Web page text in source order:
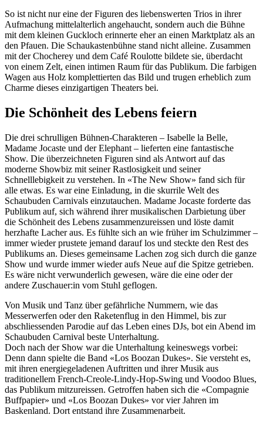
So ist nicht nur eine der Figuren des liebenswerten Trios in ihrer
Aufmachung mittelalterlich angehaucht, sondern auch die Bühne
mit dem kleinen Guckloch erinnerte eher an einen Marktplatz als an
den Pfauen. Die Schaukastenbühne stand nicht alleine. Zusammen
mit der Chocherey und dem Café Roulotte bildete sie, überdacht
von einem Zelt, einen intimen Raum für das Publikum. Die farbigen
Wagen aus Holz komplettierten das Bild und trugen erheblich zum
Charme dieses einzigartigen Theaters bei.
Die Schönheit des Lebens feiern
Die drei schrulligen Bühnen-Charakteren – Isabelle la Belle,
Madame Jocaste und der Elephant – lieferten eine fantastische
Show. Die überzeichneten Figuren sind als Antwort auf das
moderne Showbiz mit seiner Rastlosigkeit und seiner
Schnelllebigkeit zu verstehen. In «The New Show» fand sich für
alle etwas. Es war eine Einladung, in die skurrile Welt des
Schaubuden Carnivals einzutauchen. Madame Jocaste forderte das
Publikum auf, sich während ihrer musikalischen Darbietung über
die Schönheit des Lebens zusammenzureissen und löste damit
herzhafte Lacher aus. Es fühlte sich an wie früher im Schulzimmer –
immer wieder prustete jemand darauf los und steckte den Rest des
Publikums an. Dieses gemeinsame Lachen zog sich durch die ganze
Show und wurde immer wieder aufs Neue auf die Spitze getrieben.
Es wäre nicht verwunderlich gewesen, wäre die eine oder der
andere Zuschauer:in vom Stuhl geflogen.
Von Musik und Tanz über gefährliche Nummern, wie das
Messerwerfen oder den Raketenflug in den Himmel, bis zur
abschliessenden Parodie auf das Leben eines DJs, bot ein Abend im
Schaubuden Carnival beste Unterhaltung.
Doch nach der Show war die Unterhaltung keineswegs vorbei:
Denn dann spielte die Band «Los Boozan Dukes». Sie versteht es,
mit ihren energiegeladenen Auftritten und ihrer Musik aus
traditionellem French-Creole-Lindy-Hop-Swing und Voodoo Blues,
das Publikum mitzureissen. Getroffen haben sich die «Compagnie
Buffpapier» und «Los Boozan Dukes» vor vier Jahren im
Baskenland. Dort entstand ihre Zusammenarbeit.